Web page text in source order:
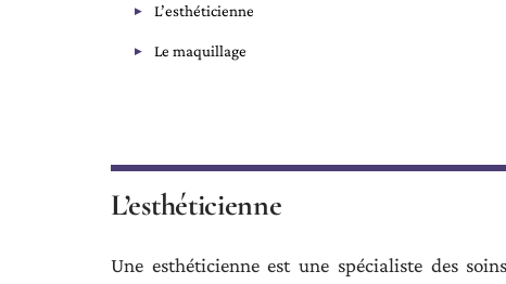
L’esthéticienne
Le maquillage
L’esthéticienne
Une esthéticienne est une spécialiste des